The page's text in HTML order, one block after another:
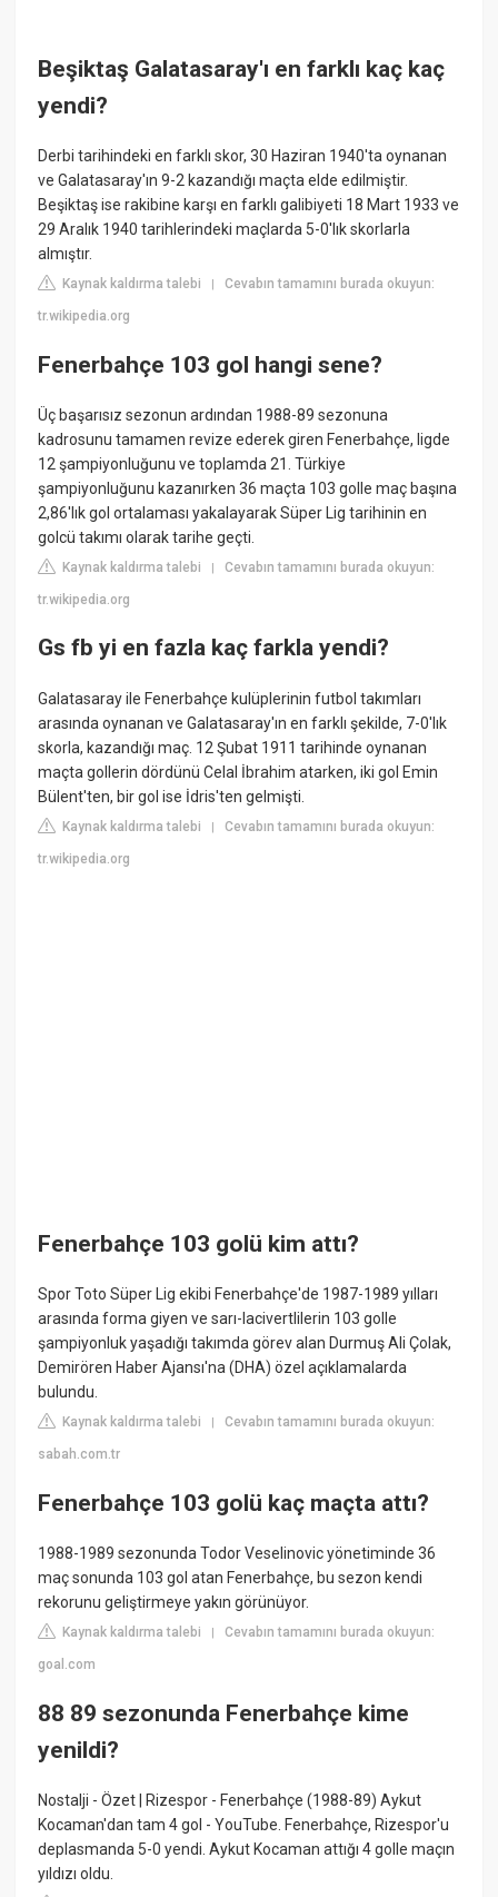
Beşiktaş Galatasaray'ı en farklı kaç kaç
yendi?
Derbi tarihindeki en farklı skor, 30 Haziran 1940'ta oynanan
ve Galatasaray'ın 9-2 kazandığı maçta elde edilmiştir.
Beşiktaş ise rakibine karşı en farklı galibiyeti 18 Mart 1933 ve
29 Aralık 1940 tarihlerindeki maçlarda 5-0'lık skorlarla
almıştır.
Kaynak kaldırma talebi |Cevabın tamamını burada okuyun:
tr.wikipedia.org
Fenerbahçe 103 gol hangi sene?
Üç başarısız sezonun ardından 1988-89 sezonuna
kadrosunu tamamen revize ederek giren Fenerbahçe, ligde
12 şampiyonluğunu ve toplamda 21. Türkiye
şampiyonluğunu kazanırken 36 maçta 103 golle maç başına
2,86'lık gol ortalaması yakalayarak Süper Lig tarihinin en
golcü takımı olarak tarihe geçti.
Kaynak kaldırma talebi |Cevabın tamamını burada okuyun:
tr.wikipedia.org
Gs fb yi en fazla kaç farkla yendi?
Galatasaray ile Fenerbahçe kulüplerinin futbol takımları
arasında oynanan ve Galatasaray'ın en farklı şekilde, 7-0'lık
skorla, kazandığı maç. 12 Şubat 1911 tarihinde oynanan
maçta gollerin dördünü Celal İbrahim atarken, iki gol Emin
Bülent'ten, bir gol ise İdris'ten gelmişti.
Kaynak kaldırma talebi |Cevabın tamamını burada okuyun:
tr.wikipedia.org
Fenerbahçe 103 golü kim attı?
Spor Toto Süper Lig ekibi Fenerbahçe'de 1987-1989 yılları
arasında forma giyen ve sarı-lacivertlilerin 103 golle
şampiyonluk yaşadığı takımda görev alan Durmuş Ali Çolak,
Demirören Haber Ajansı'na (DHA) özel açıklamalarda
bulundu.
Kaynak kaldırma talebi |Cevabın tamamını burada okuyun:
sabah.com.tr
Fenerbahçe 103 golü kaç maçta attı?
1988-1989 sezonunda Todor Veselinovic yönetiminde 36
maç sonunda 103 gol atan Fenerbahçe, bu sezon kendi
rekorunu geliştirmeye yakın görünüyor.
Kaynak kaldırma talebi |Cevabın tamamını burada okuyun:
goal.com
88 89 sezonunda Fenerbahçe kime
yenildi?
Nostalji - Özet | Rizespor - Fenerbahçe (1988-89) Aykut
Kocaman'dan tam 4 gol - YouTube. Fenerbahçe, Rizespor'u
deplasmanda 5-0 yendi. Aykut Kocaman attığı 4 golle maçın
yıldızı oldu.